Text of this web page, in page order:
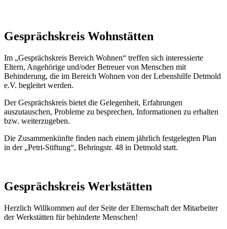
Gesprächskreis Wohnstätten
Im „Gesprächskreis Bereich Wohnen“ treffen sich interessierte
Eltern, Angehörige und/oder Betreuer von Menschen mit
Behinderung, die im Bereich Wohnen von der Lebenshilfe Detmold
e.V. begleitet werden.
Der Gesprächskreis bietet die Gelegenheit, Erfahrungen
auszutauschen, Probleme zu besprechen, Informationen zu erhalten
bzw. weiterzugeben.
Die Zusammenkünfte finden nach einem jährlich festgelegten Plan
in der „Petri-Stiftung“, Behringstr. 48 in Detmold statt.
Gesprächskreis Werkstätten
Herzlich Willkommen auf der Seite der Elternschaft der Mitarbeiter
der Werkstätten für behinderte Menschen!